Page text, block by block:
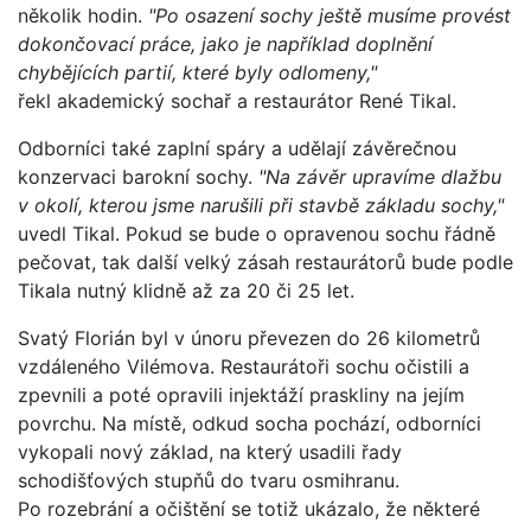
několik hodin. "Po osazení sochy ještě musíme provést
dokončovací práce, jako je například doplnění
chybějících partií, které byly odlomeny,"
řekl akademický sochař a restaurátor René Tikal.
Odborníci také zaplní spáry a udělají závěrečnou
konzervaci barokní sochy. "Na závěr upravíme dlažbu
v okolí, kterou jsme narušili při stavbě základu sochy,"
uvedl Tikal. Pokud se bude o opravenou sochu řádně
pečovat, tak další velký zásah restaurátorů bude podle
Tikala nutný klidně až za 20 či 25 let.
Svatý Florián byl v únoru převezen do 26 kilometrů
vzdáleného Vilémova. Restaurátoři sochu očistili a
zpevnili a poté opravili injektáží praskliny na jejím
povrchu. Na místě, odkud socha pochází, odborníci
vykopali nový základ, na který usadili řady
schodišťových stupňů do tvaru osmihranu.
Po rozebrání a očištění se totiž ukázalo, že některé